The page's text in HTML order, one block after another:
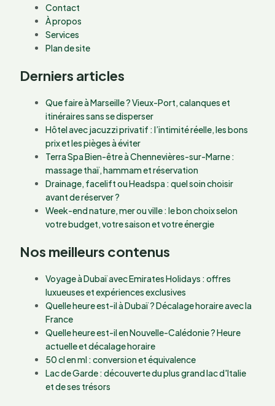
Contact
À propos
Services
Plan de site
Derniers articles
Que faire à Marseille ? Vieux-Port, calanques et
itinéraires sans se disperser
Hôtel avec jacuzzi privatif : l’intimité réelle, les bons
prix et les pièges à éviter
Terra Spa Bien-être à Chennevières-sur-Marne :
massage thaï, hammam et réservation
Drainage, facelift ou Headspa : quel soin choisir
avant de réserver ?
Week-end nature, mer ou ville : le bon choix selon
votre budget, votre saison et votre énergie
Nos meilleurs contenus
Voyage à Dubaï avec Emirates Holidays : offres
luxueuses et expériences exclusives
Quelle heure est-il à Dubaï ? Décalage horaire avec la
France
Quelle heure est-il en Nouvelle-Calédonie ? Heure
actuelle et décalage horaire
50 cl en ml : conversion et équivalence
Lac de Garde : découverte du plus grand lac d'Italie
et de ses trésors